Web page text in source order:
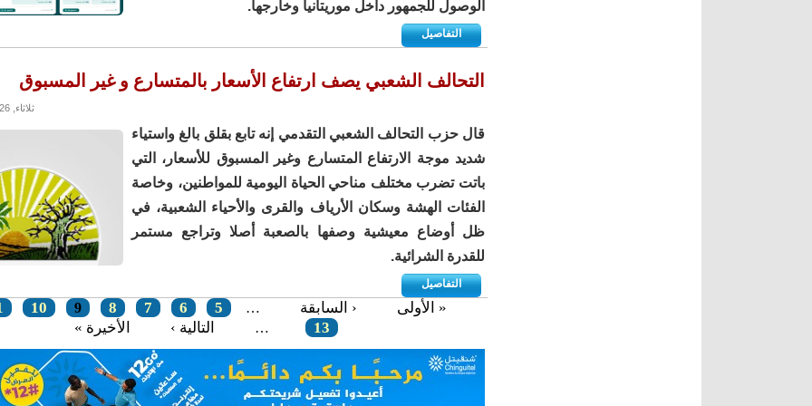
الوصول للجمهور داخل موريتانيا وخارجها.
التفاصيل
التحالف الشعبي يصف ارتفاع الأسعار بالمتسارع و غير المسبوق
ثلاثاء, 19/05/2026 - 20:33
قال حزب التحالف الشعبي التقدمي إنه تابع بقلق بالغ واستياء
شديد موجة الارتفاع المتسارع وغير المسبوق للأسعار، التي
باتت تضرب مختلف مناحي الحياة اليومية للمواطنين، وخاصة
الفئات الهشة وسكان الأرياف والقرى والأحياء الشعبية، في
ظل أوضاع معيشية وصفها بالصعبة أصلا وتراجع مستمر
للقدرة الشرائية.
التفاصيل
الصفحات« الأولى ‹ السابقة …
5
6
7
8
9
10
13
… التالية › الأخيرة »